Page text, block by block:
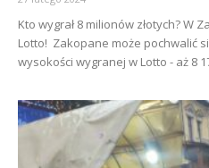
Kto wygrał 8 milionów złotych? W
Lotto! Zakopane może pochwalić
wysokości wygranej w Lotto - aż 8